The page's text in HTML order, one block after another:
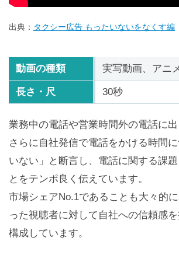
出典： タクシー広告 もったいないをなくす編
動画の種類 実写動画、アニ
長さ・尺 30秒
業務中の電話や営業時間外の電話に出
さらに自社発信で電話をかける時間
いない」と断言し、電話に関する課
とをテンポ良く伝えています。
市場シェアNo.1であることも大々的
った視聴者に対して自社への信頼感
構成しています。